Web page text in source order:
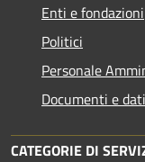
Enti e fondazioni
Politici
Personale
Documenti e dati
CATEGORIE DI